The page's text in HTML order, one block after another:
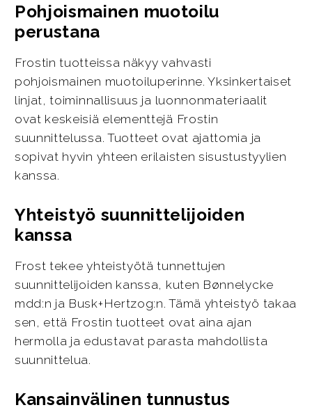
Pohjoismainen muotoilu
perustana
Frostin tuotteissa näkyy vahvasti
pohjoismainen muotoiluperinne. Yksinkertaiset
linjat, toiminnallisuus ja luonnonmateriaalit
ovat keskeisiä elementtejä Frostin
suunnittelussa. Tuotteet ovat ajattomia ja
sopivat hyvin yhteen erilaisten sisustustyylien
kanssa.
Yhteistyö suunnittelijoiden
kanssa
Frost tekee yhteistyötä tunnettujen
suunnittelijoiden kanssa, kuten Bønnelycke
mdd:n ja Busk+Hertzog:n. Tämä yhteistyö takaa
sen, että Frostin tuotteet ovat aina ajan
hermolla ja edustavat parasta mahdollista
suunnittelua.
Kansainvälinen tunnustus